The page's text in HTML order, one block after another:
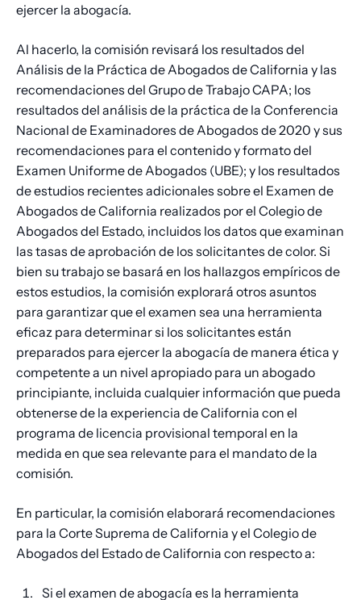
ejercer la abogacía.
Al hacerlo, la comisión revisará los resultados del
Análisis de la Práctica de Abogados de California y las
recomendaciones del Grupo de Trabajo CAPA; los
resultados del análisis de la práctica de la Conferencia
Nacional de Examinadores de Abogados de 2020 y sus
recomendaciones para el contenido y formato del
Examen Uniforme de Abogados (UBE); y los resultados
de estudios recientes adicionales sobre el Examen de
Abogados de California realizados por el Colegio de
Abogados del Estado, incluidos los datos que examinan
las tasas de aprobación de los solicitantes de color. Si
bien su trabajo se basará en los hallazgos empíricos de
estos estudios, la comisión explorará otros asuntos
para garantizar que el examen sea una herramienta
eficaz para determinar si los solicitantes están
preparados para ejercer la abogacía de manera ética y
competente a un nivel apropiado para un abogado
principiante, incluida cualquier información que pueda
obtenerse de la experiencia de California con el
programa de licencia provisional temporal en la
medida en que sea relevante para el mandato de la
comisión.
En particular, la comisión elaborará recomendaciones
para la Corte Suprema de California y el Colegio de
Abogados del Estado de California con respecto a:
Si el examen de abogacía es la herramienta